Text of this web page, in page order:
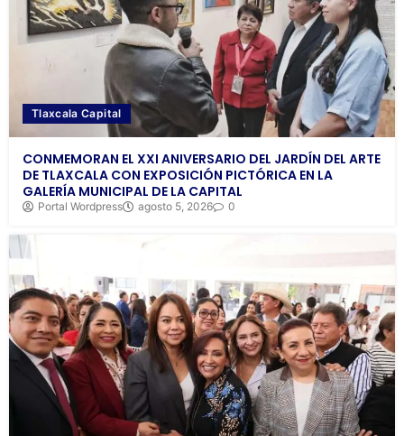
Tlaxcala Capital
CONMEMORAN EL XXI ANIVERSARIO DEL JARDÍN DEL ARTE
DE TLAXCALA CON EXPOSICIÓN PICTÓRICA EN LA
GALERÍA MUNICIPAL DE LA CAPITAL
Portal Wordpress agosto 5, 2026 0